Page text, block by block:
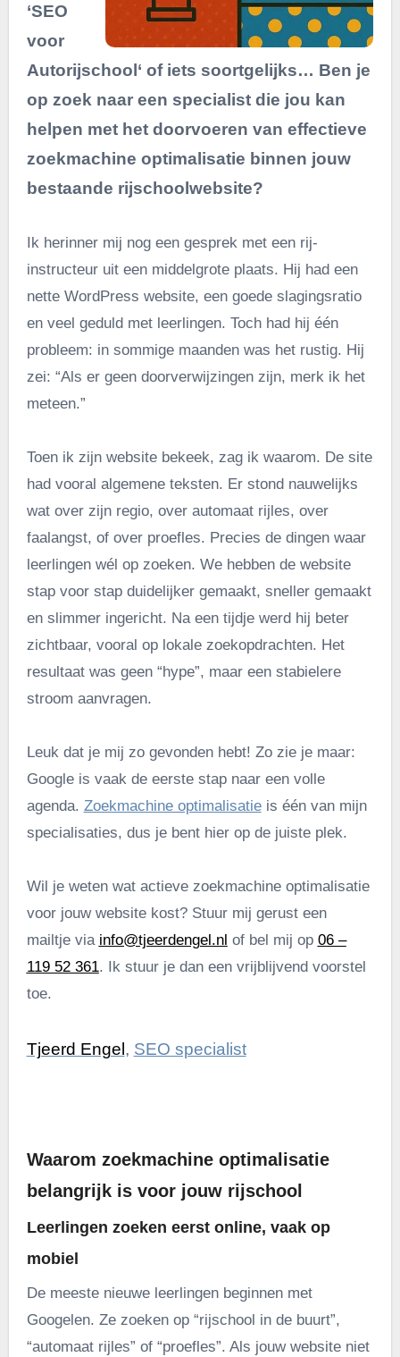
‘SEO
voor
Autorijschool‘ of iets soortgelijks… Ben je
op zoek naar een specialist die jou kan
helpen met het doorvoeren van effectieve
zoekmachine optimalisatie binnen jouw
bestaande rijschoolwebsite?
Ik herinner mij nog een gesprek met een rij-
instructeur uit een middelgrote plaats. Hij had een
nette WordPress website, een goede slagingsratio
en veel geduld met leerlingen. Toch had hij één
probleem: in sommige maanden was het rustig. Hij
zei: “Als er geen doorverwijzingen zijn, merk ik het
meteen.”
Toen ik zijn website bekeek, zag ik waarom. De site
had vooral algemene teksten. Er stond nauwelijks
wat over zijn regio, over automaat rijles, over
faalangst, of over proefles. Precies de dingen waar
leerlingen wél op zoeken. We hebben de website
stap voor stap duidelijker gemaakt, sneller gemaakt
en slimmer ingericht. Na een tijdje werd hij beter
zichtbaar, vooral op lokale zoekopdrachten. Het
resultaat was geen “hype”, maar een stabielere
stroom aanvragen.
Leuk dat je mij zo gevonden hebt! Zo zie je maar:
Google is vaak de eerste stap naar een volle
agenda. Zoekmachine optimalisatieis één van mijn
specialisaties, dus je bent hier op de juiste plek.
Wil je weten wat actieve zoekmachine optimalisatie
voor jouw website kost? Stuur mij gerust een
mailtje via info@tjeerdengel.nl of bel mij op 06 –
119 52 361. Ik stuur je dan een vrijblijvend voorstel
toe.
Tjeerd Engel, SEO specialist
Waarom zoekmachine optimalisatie
belangrijk is voor jouw rijschool
Leerlingen zoeken eerst online, vaak op
mobiel
De meeste nieuwe leerlingen beginnen met
Googelen. Ze zoeken op “rijschool in de buurt”,
“automaat rijles” of “proefles”. Als jouw website niet